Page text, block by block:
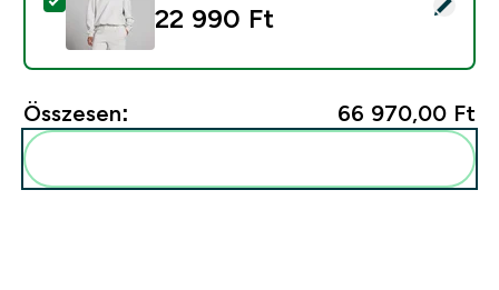
22 990 Ft‎
Összesen: 66 970,00 Ft‎